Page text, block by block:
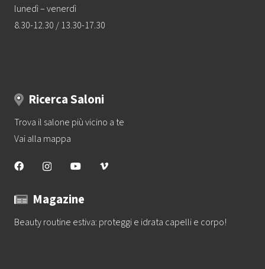
lunedì – venerdì
8.30-12.30 / 13.30-17.30
Ricerca Saloni
Trova il salone più vicino a te
Vai alla mappa
Magazine
Beauty routine estiva: proteggi e idrata capelli e corpo!